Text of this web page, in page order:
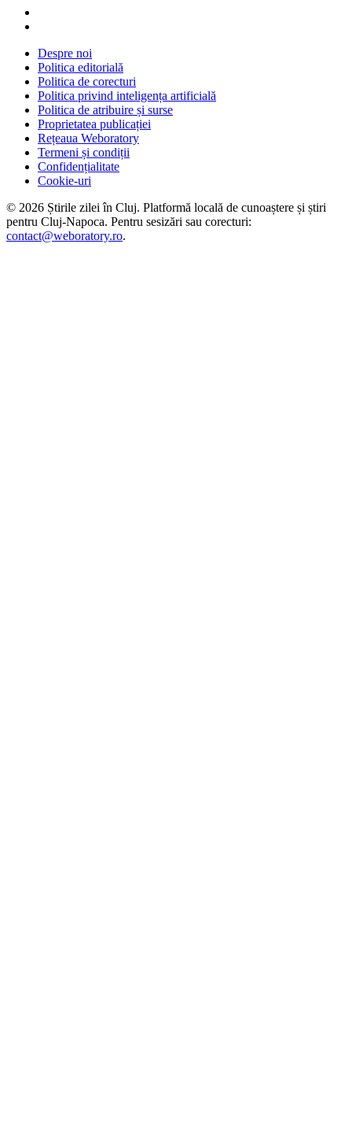
Despre noi
Politica editorială
Politica de corecturi
Politica privind inteligența artificială
Politica de atribuire și surse
Proprietatea publicației
Rețeaua Weboratory
Termeni și condiții
Confidențialitate
Cookie-uri
© 2026 Știrile zilei în Cluj. Platformă locală de cunoaștere și știri
pentru Cluj-Napoca. Pentru sesizări sau corecturi:
contact@weboratory.ro.